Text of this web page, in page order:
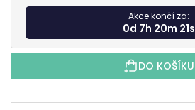
Akce končí za:
0d 7h 20m 21s
DO KOŠÍKU